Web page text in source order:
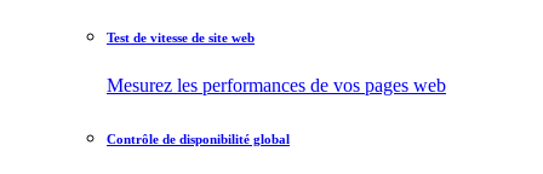
Test de vitesse de site web
Mesurez les performances de vos pages web
Contrôle de disponibilité global